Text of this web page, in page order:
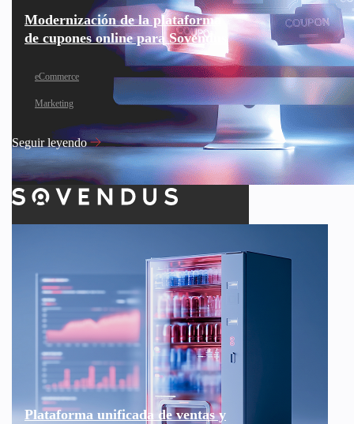
Modernización de la plataforma
de cupones online para Sovendus
eCommerce
Marketing
Seguir leyendo
Plataforma unificada de ventas y